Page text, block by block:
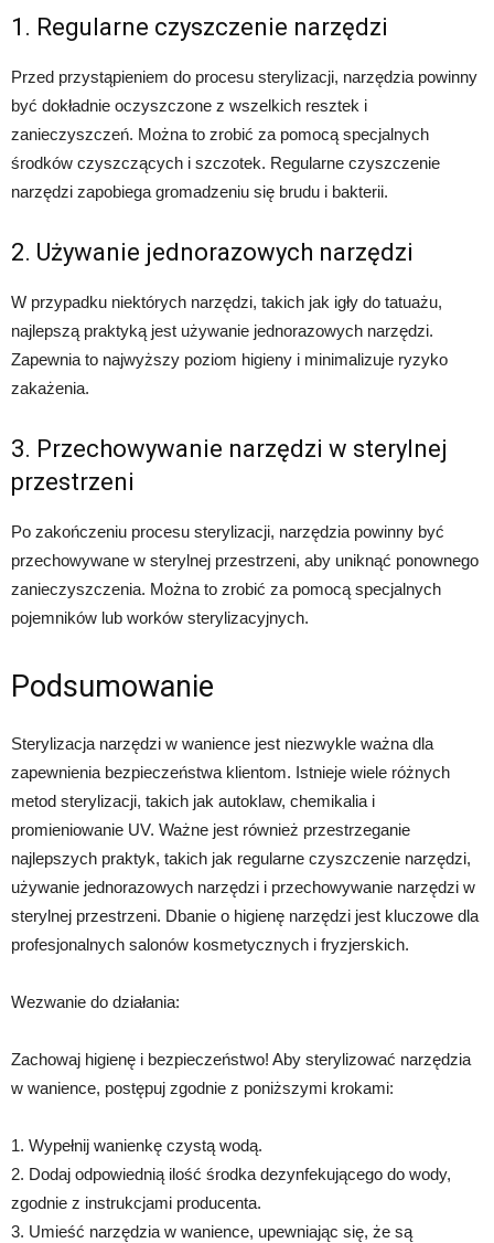
1. Regularne czyszczenie narzędzi
Przed przystąpieniem do procesu sterylizacji, narzędzia powinny
być dokładnie oczyszczone z wszelkich resztek i
zanieczyszczeń. Można to zrobić za pomocą specjalnych
środków czyszczących i szczotek. Regularne czyszczenie
narzędzi zapobiega gromadzeniu się brudu i bakterii.
2. Używanie jednorazowych narzędzi
W przypadku niektórych narzędzi, takich jak igły do tatuażu,
najlepszą praktyką jest używanie jednorazowych narzędzi.
Zapewnia to najwyższy poziom higieny i minimalizuje ryzyko
zakażenia.
3. Przechowywanie narzędzi w sterylnej
przestrzeni
Po zakończeniu procesu sterylizacji, narzędzia powinny być
przechowywane w sterylnej przestrzeni, aby uniknąć ponownego
zanieczyszczenia. Można to zrobić za pomocą specjalnych
pojemników lub worków sterylizacyjnych.
Podsumowanie
Sterylizacja narzędzi w wanience jest niezwykle ważna dla
zapewnienia bezpieczeństwa klientom. Istnieje wiele różnych
metod sterylizacji, takich jak autoklaw, chemikalia i
promieniowanie UV. Ważne jest również przestrzeganie
najlepszych praktyk, takich jak regularne czyszczenie narzędzi,
używanie jednorazowych narzędzi i przechowywanie narzędzi w
sterylnej przestrzeni. Dbanie o higienę narzędzi jest kluczowe dla
profesjonalnych salonów kosmetycznych i fryzjerskich.
Wezwanie do działania:
Zachowaj higienę i bezpieczeństwo! Aby sterylizować narzędzia
w wanience, postępuj zgodnie z poniższymi krokami:
1. Wypełnij wanienkę czystą wodą.
2. Dodaj odpowiednią ilość środka dezynfekującego do wody,
zgodnie z instrukcjami producenta.
3. Umieść narzędzia w wanience, upewniając się, że są